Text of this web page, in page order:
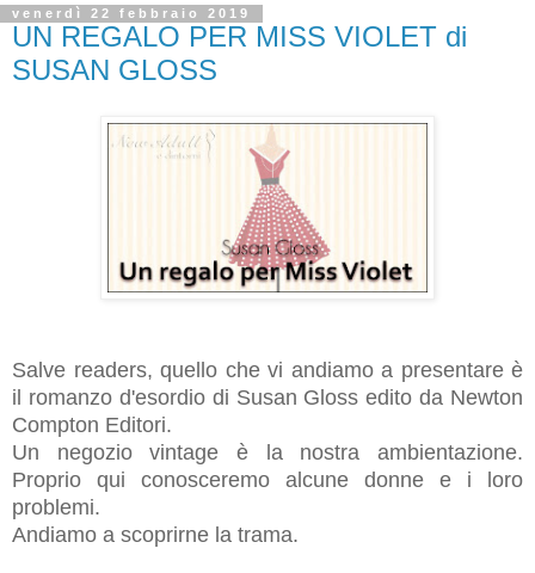
venerdì 22 febbraio 2019
UN REGALO PER MISS VIOLET di
SUSAN GLOSS
Salve readers, quello che vi andiamo a presentare è
il romanzo d'esordio di Susan Gloss edito da Newton
Compton Editori.
Un negozio vintage è la nostra ambientazione.
Proprio qui conosceremo alcune donne e i loro
problemi.
Andiamo a scoprirne la trama.